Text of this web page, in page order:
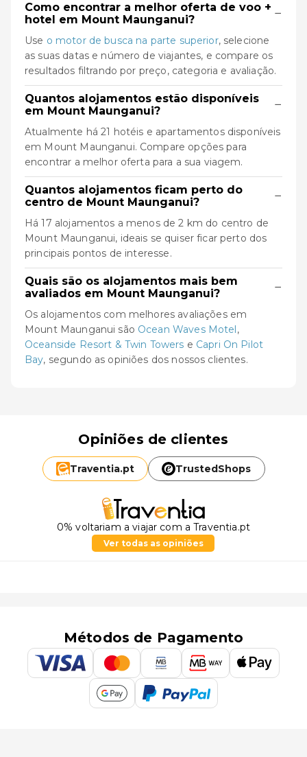
Como encontrar a melhor oferta de voo +
hotel em Mount Maunganui?
−
Use o motor de busca na parte superior, selecione
as suas datas e número de viajantes, e compare os
resultados filtrando por preço, categoria e avaliação.
Quantos alojamentos estão disponíveis
em Mount Maunganui?
−
Atualmente há 21 hotéis e apartamentos disponíveis
em Mount Maunganui. Compare opções para
encontrar a melhor oferta para a sua viagem.
Quantos alojamentos ficam perto do
centro de Mount Maunganui?
−
Há 17 alojamentos a menos de 2 km do centro de
Mount Maunganui, ideais se quiser ficar perto dos
principais pontos de interesse.
Quais são os alojamentos mais bem
avaliados em Mount Maunganui?
−
Os alojamentos com melhores avaliações em
Mount Maunganui são Ocean Waves Motel,
Oceanside Resort & Twin Towers e Capri On Pilot
Bay, segundo as opiniões dos nossos clientes.
Opiniões de clientes
Traventia.pt TrustedShops
0% voltariam a viajar com a Traventia.pt
Ver todas as opiniões
Métodos de Pagamento